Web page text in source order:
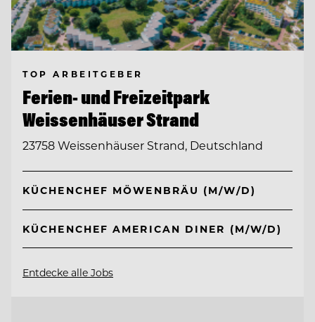
TOP ARBEITGEBER
Ferien- und Freizeitpark
Weissenhäuser Strand
23758 Weissenhäuser Strand, Deutschland
KÜCHENCHEF MÖWENBRÄU (M/W/D)
KÜCHENCHEF AMERICAN DINER (M/W/D)
Entdecke alle Jobs